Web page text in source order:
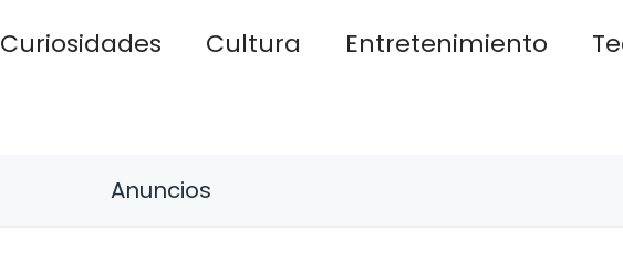
Curiosidades Cultura Entretenimiento
Anuncios